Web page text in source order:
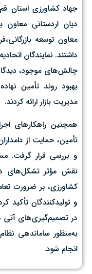
جهاد کشاورزی استان
دیان اردستانی
معاون توسعه
داشتند. نمایندگان
چالش‌های موجود،
بهبود روند تأمین
مدیریت بازار ارائه کردند.
همچنین راهکارهای
تأمین، حمایت از
و بررسی قرار گرفت.
نقش مؤثر تشکل‌های
کشاورزی، بر ضرورت
و تولیدکنندگان
در تصمیم‌گیری‌های آتی
به‌منظور ساماندهی نظام
انجام شود.